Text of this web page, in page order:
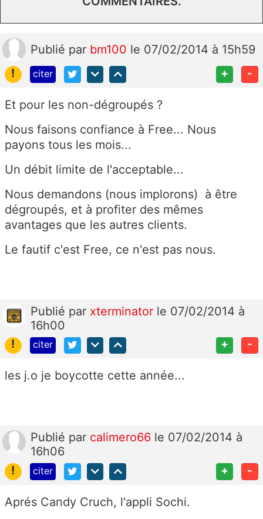
Publié par bm100 le 07/02/2014 à 15h59
!
citer + -
Et pour les non-dégroupés ?
Nous faisons confiance à Free... Nous
payons tous les mois...
Un débit limite de l'acceptable...
Nous demandons (nous implorons) à être
dégroupés, et à profiter des mêmes
avantages que les autres clients.
Le fautif c'est Free, ce n'est pas nous.
Publié par xterminator le 07/02/2014 à
16h00
!
citer + -
les j.o je boycotte cette année...
Publié par calimero66 le 07/02/2014 à
16h06
!
citer + -
Aprés Candy Cruch, l'appli Sochi.